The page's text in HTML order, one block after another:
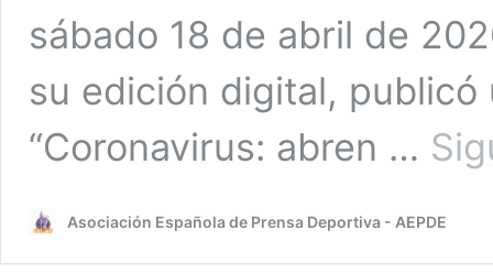
sábado 18 de abril de
su edición digital,
“Coronavirus: abren …
Asociación Española de Prensa Deportiva - AEPDE